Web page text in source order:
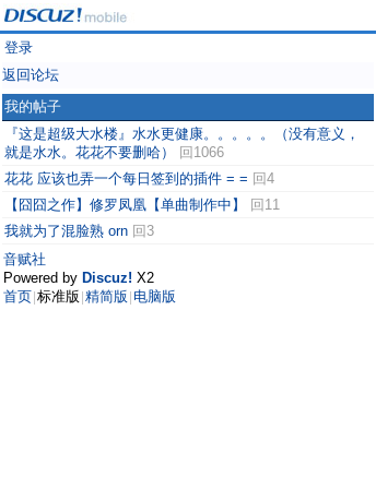
登录
返回论坛
我的帖子
『这是超级大水楼』水水更健康。。。。。（没有意义，
就是水水。花花不要删哈）
回1066
花花 应该也弄一个每日签到的插件 = = 回4
【囧囧之作】修罗凤凰【单曲制作中】
回11
我就为了混脸熟 orn 回3
音赋社
Powered by Discuz! X2
首页 标准版 精简版 电脑版